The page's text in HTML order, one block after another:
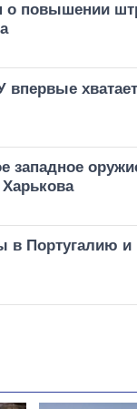
о повышении
впервые хватает
западное
в Португалию